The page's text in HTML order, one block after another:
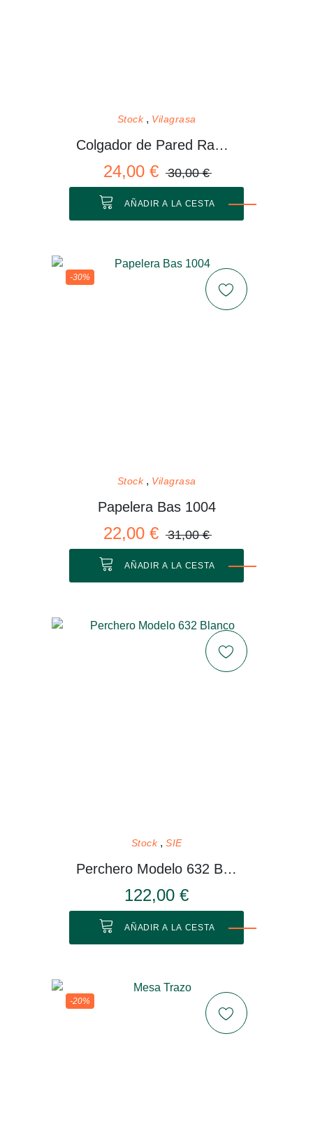
Stock Vilagrasa
Colgador de Pared Rama 01 M
24,00 € 30,00 €
AÑADIR A LA CESTA
-30%
Stock Vilagrasa
Papelera Bas 1004
22,00 € 31,00 €
AÑADIR A LA CESTA
Stock SIE
Perchero Modelo 632 Blanco
122,00 €
AÑADIR A LA CESTA
-20%